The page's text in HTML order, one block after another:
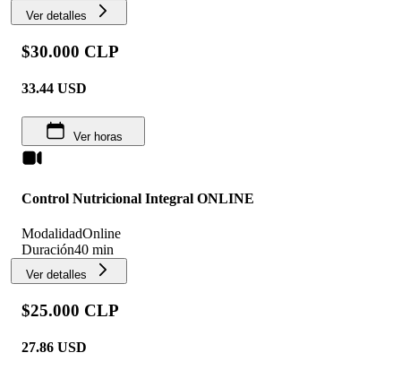
Ver detalles
$30.000 CLP
33.44 USD
Ver horas
Control Nutricional Integral ONLINE
ModalidadOnline
Duración40 min
Ver detalles
$25.000 CLP
27.86 USD